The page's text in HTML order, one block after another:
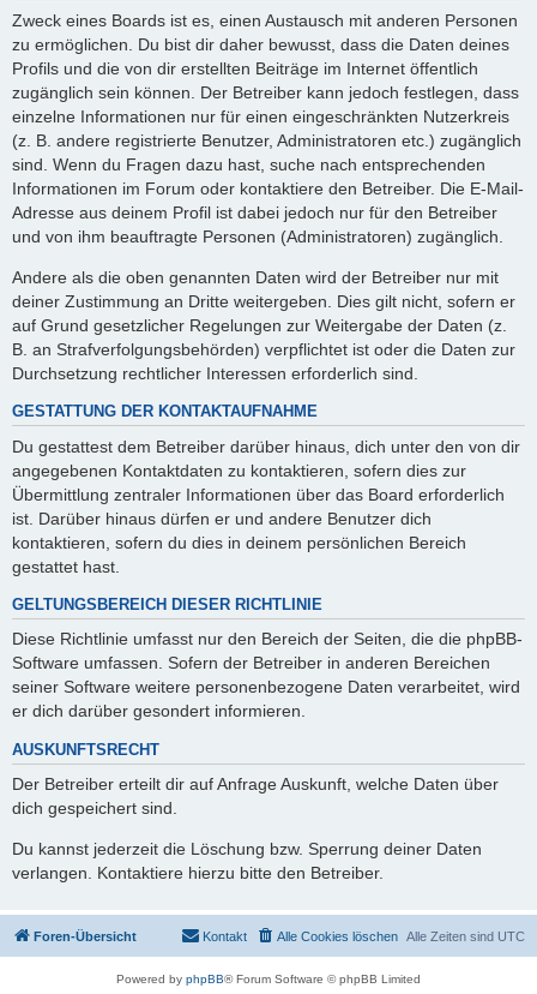
Zweck eines Boards ist es, einen Austausch mit anderen Personen
zu ermöglichen. Du bist dir daher bewusst, dass die Daten deines
Profils und die von dir erstellten Beiträge im Internet öffentlich
zugänglich sein können. Der Betreiber kann jedoch festlegen, dass
einzelne Informationen nur für einen eingeschränkten Nutzerkreis
(z. B. andere registrierte Benutzer, Administratoren etc.) zugänglich
sind. Wenn du Fragen dazu hast, suche nach entsprechenden
Informationen im Forum oder kontaktiere den Betreiber. Die E-Mail-
Adresse aus deinem Profil ist dabei jedoch nur für den Betreiber
und von ihm beauftragte Personen (Administratoren) zugänglich.
Andere als die oben genannten Daten wird der Betreiber nur mit
deiner Zustimmung an Dritte weitergeben. Dies gilt nicht, sofern er
auf Grund gesetzlicher Regelungen zur Weitergabe der Daten (z.
B. an Strafverfolgungsbehörden) verpflichtet ist oder die Daten zur
Durchsetzung rechtlicher Interessen erforderlich sind.
GESTATTUNG DER KONTAKTAUFNAHME
Du gestattest dem Betreiber darüber hinaus, dich unter den von dir
angegebenen Kontaktdaten zu kontaktieren, sofern dies zur
Übermittlung zentraler Informationen über das Board erforderlich
ist. Darüber hinaus dürfen er und andere Benutzer dich
kontaktieren, sofern du dies in deinem persönlichen Bereich
gestattet hast.
GELTUNGSBEREICH DIESER RICHTLINIE
Diese Richtlinie umfasst nur den Bereich der Seiten, die die phpBB-
Software umfassen. Sofern der Betreiber in anderen Bereichen
seiner Software weitere personenbezogene Daten verarbeitet, wird
er dich darüber gesondert informieren.
AUSKUNFTSRECHT
Der Betreiber erteilt dir auf Anfrage Auskunft, welche Daten über
dich gespeichert sind.
Du kannst jederzeit die Löschung bzw. Sperrung deiner Daten
verlangen. Kontaktiere hierzu bitte den Betreiber.
Foren-Übersicht Alle Zeiten sind UTC
Alle Cookies löschen
Kontakt
Powered by phpBB® Forum Software © phpBB Limited